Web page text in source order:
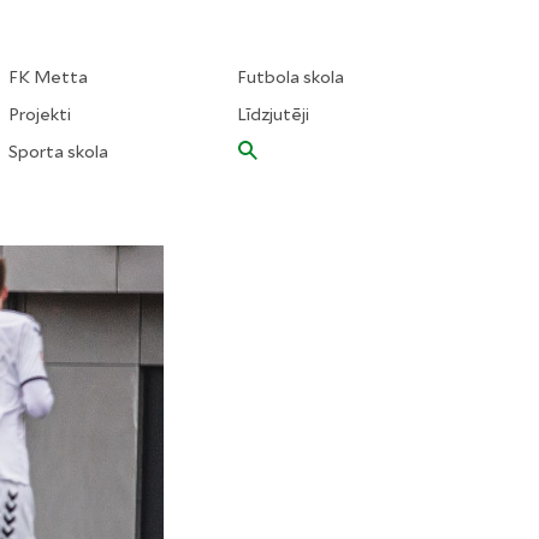
FK Metta
Projekti
Sporta skola
Futbola skola
Līdzjutēji